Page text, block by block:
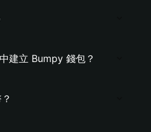
建立 Bumpy 錢包？